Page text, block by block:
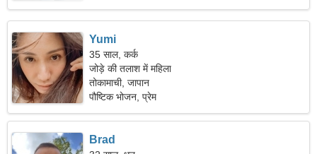
Yumi
35 साल, कर्क
जोड़े की तलाश में महिला
तोकामाची, जापान
पौष्टिक भोजन, प्रेम
Brad